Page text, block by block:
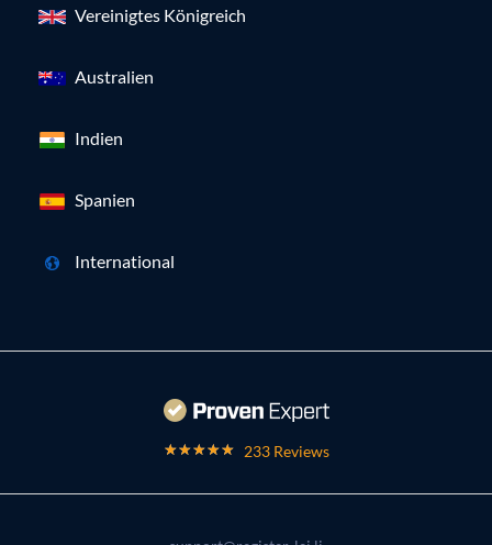
Vereinigtes Königreich
Australien
Indien
Spanien
International
233 Reviews